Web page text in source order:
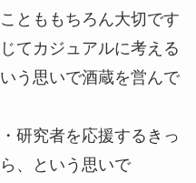
とももちろん大切です
てカジュアルに考える
う思いで酒蔵を営んで
研究者を応援するきっ
、という思いで